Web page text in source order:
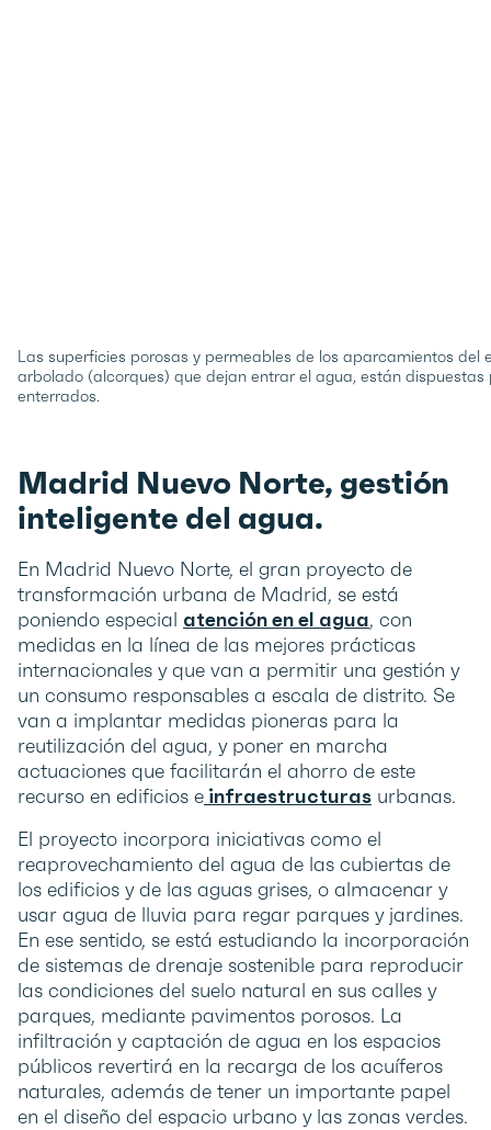
Las superficies porosas y permeables de los aparcamientos
arbolado (alcorques) que dejan entrar el agua, están
enterrados.
Madrid Nuevo Norte, gestión
inteligente del agua.
En Madrid Nuevo Norte, el gran proyecto de
transformación urbana de Madrid, se está
poniendo especial atención en el agua, con
medidas en la línea de las mejores prácticas
internacionales y que van a permitir una gestión y
un consumo responsables a escala de distrito. Se
van a implantar medidas pioneras para la
reutilización del agua, y poner en marcha
actuaciones que facilitarán el ahorro de este
recurso en edificios e infraestructuras urbanas.
El proyecto incorpora iniciativas como el
reaprovechamiento del agua de las cubiertas de
los edificios y de las aguas grises, o almacenar y
usar agua de lluvia para regar parques y jardines.
En ese sentido, se está estudiando la incorporación
de sistemas de drenaje sostenible para reproducir
las condiciones del suelo natural en sus calles y
parques, mediante pavimentos porosos. La
infiltración y captación de agua en los espacios
públicos revertirá en la recarga de los acuíferos
naturales, además de tener un importante papel
en el diseño del espacio urbano y las zonas verdes.